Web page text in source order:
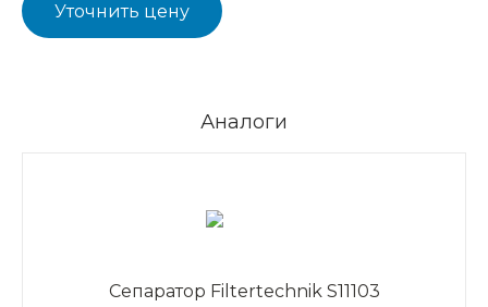
Уточнить цену
Аналоги
Сепаратор Filtertechnik S11103